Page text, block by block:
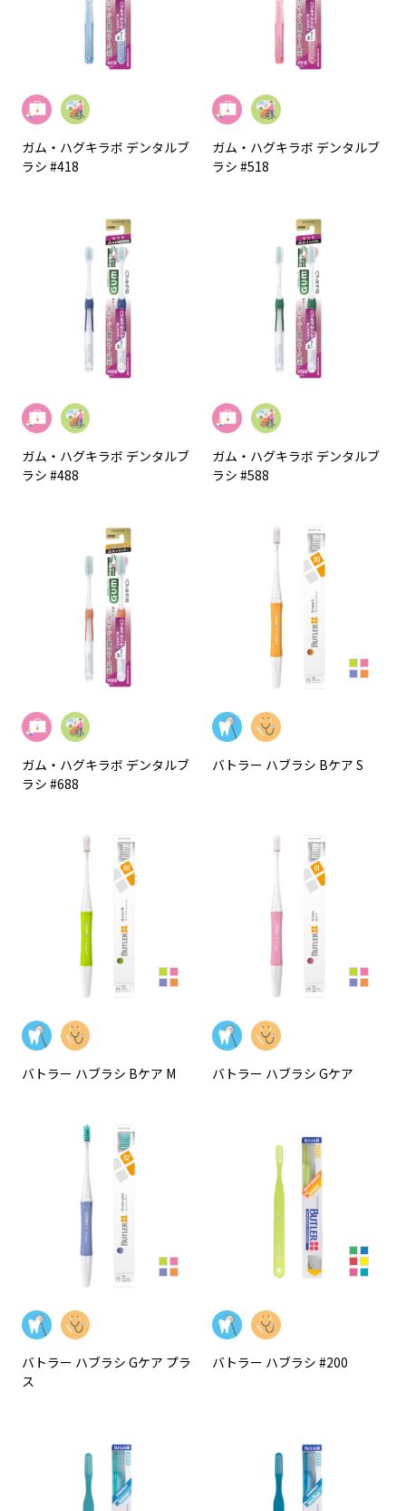
ガム・ハグキラボ デンタルブ
ラシ #418
ガム・ハグキラボ デンタルブ
ラシ #518
ガム・ハグキラボ デンタルブ
ラシ #488
ガム・ハグキラボ デンタルブ
ラシ #588
ガム・ハグキラボ デンタルブ
ラシ #688
バトラー ハブラシ Bケア S
バトラー ハブラシ Bケア M バトラー ハブラシ Gケア
バトラー ハブラシ Gケア プラ
ス
バトラー ハブラシ #200